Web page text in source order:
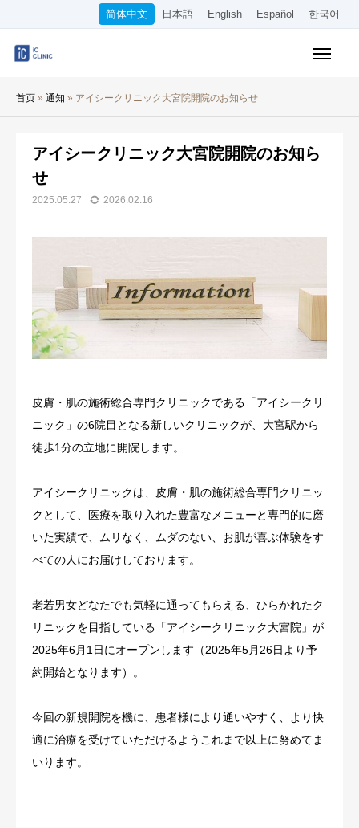
简体中文 日本語 English Español 한국어
首页 » 通知 » アイシークリニック大宮院開院のお知らせ
アイシークリニック大宮院開院のお知ら
せ
2025.05.27 2026.02.16
皮膚・肌の施術総合専門クリニックである「アイシークリ
ニック」の6院目となる新しいクリニックが、大宮駅から
徒歩1分の立地に開院します。
アイシークリニックは、皮膚・肌の施術総合専門クリニッ
クとして、医療を取り入れた豊富なメニューと専門的に磨
いた実績で、ムリなく、ムダのない、お肌が喜ぶ体験をす
べての人にお届けしております。
老若男女どなたでも気軽に通ってもらえる、ひらかれたク
リニックを目指している「アイシークリニック大宮院」が
2025年6月1日にオープンします（2025年5月26日より予
約開始となります）。
今回の新規開院を機に、患者様により通いやすく、より快
適に治療を受けていただけるようこれまで以上に努めてま
いります。
收费标准
在线诊疗
WEB预约
招聘信息